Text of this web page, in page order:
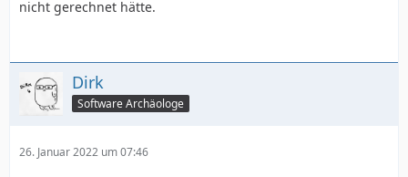
nicht gerechnet hätte.
Dirk
Software Archäologe
26. Januar 2022 um 07:46